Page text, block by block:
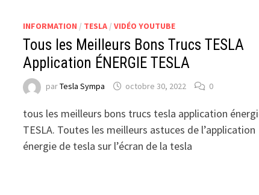
INFORMATION / TESLA /VIDÉO YOUTUBE
Tous les Meilleurs Bons Trucs TESLA
Application ÉNERGIE TESLA
parTesla Sympa octobre 30, 2022 0
tous les meilleurs bons trucs tesla application
TESLA. Toutes les meilleurs astuces de l’application
énergie de tesla sur l’écran de la tesla